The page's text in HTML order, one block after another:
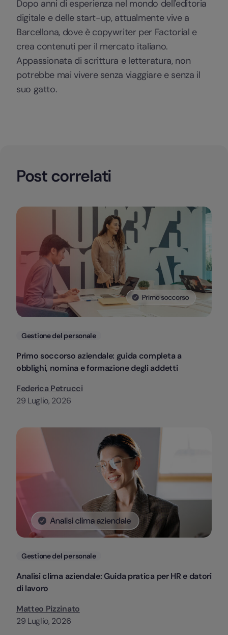
Dopo anni di esperienza nel mondo dell'editoria
digitale e delle start-up, attualmente vive a
Barcellona, dove è copywriter per Factorial e
crea contenuti per il mercato italiano.
Appassionata di scrittura e letteratura, non
potrebbe mai vivere senza viaggiare e senza il
suo gatto.
Post correlati
Categorie
Gestione del personale
Primo soccorso aziendale: guida completa a
obblighi, nomina e formazione degli addetti
Federica Petrucci
29 Luglio, 2026
Categorie
Gestione del personale
Analisi clima aziendale: Guida pratica per HR e datori
di lavoro
Matteo Pizzinato
29 Luglio, 2026